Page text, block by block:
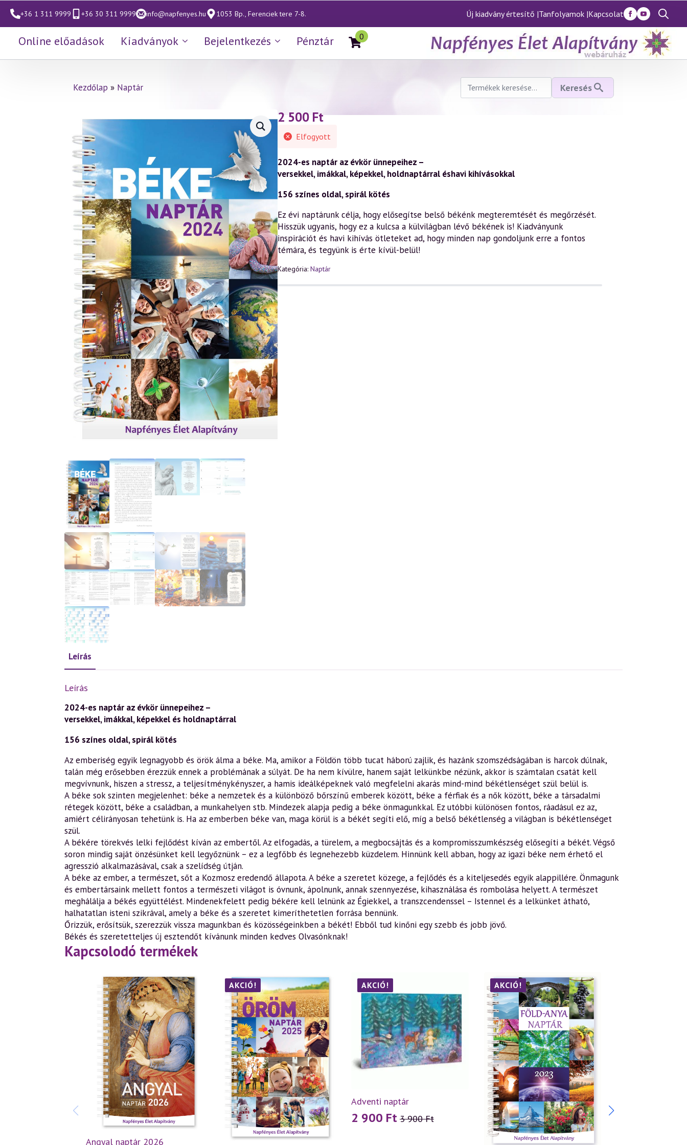
+36 1 311 9999 +36 30 311 9999 info@napfenyes.hu 1053 Bp., Ferenciek tere 7-8. Új kiadvány értesítő |Tanfolyamok |Kapcsolat
Search
for:
Online előadások Kiadványok Bejelentkezés Pénztár 0
Kezdőlap » Naptár
Keresés
következőre:
Keresés
Béke naptár 2024 2 500 Ft
Elfogyott
2024-es naptár az évkör ünnepeihez –
versekkel, imákkal, képekkel, holdnaptárral éshavi kihívásokkal
156 színes oldal, spirál kötés
Ez évi naptárunk célja, hogy elősegítse belső békénk megteremtését és megőrzését.
Hisszük ugyanis, hogy ez a kulcsa a külvilágban lévő békének is! Kiadványunk
inspirációt és havi kihívás ötleteket ad, hogy minden nap gondoljunk erre a fontos
témára, és tegyünk is érte kívül-belül!
Kategória: Naptár
Leírás
Leírás
2024-es naptár az évkör ünnepeihez –
versekkel, imákkal, képekkel és holdnaptárral
156 színes oldal, spirál kötés
Az emberiség egyik legnagyobb és örök álma a béke. Ma, amikor a Földön több tucat háború zajlik, és hazánk szomszédságában is harcok dúlnak,
talán még erősebben érezzük ennek a problémának a súlyát. De ha nem kívülre, hanem saját lelkünkbe nézünk, akkor is számtalan csatát kell
megvívnunk, hiszen a stressz, a teljesítménykényszer, a hamis ideálképeknek való megfelelni akarás mind-mind békétlenséget szül belül is.
A béke sok szinten megjelenhet: béke a nemzetek és a különböző bőrszínű emberek között, béke a férfiak és a nők között, béke a társadalmi
rétegek között, béke a családban, a munkahelyen stb. Mindezek alapja pedig a béke önmagunkkal. Ez utóbbi különösen fontos, ráadásul ez az,
amiért célirányosan tehetünk is. Ha az emberben béke van, maga körül is a békét segíti elő, míg a belső békétlenség a világban is békétlenséget
szül.
A békére törekvés lelki fejlődést kíván az embertől. Az elfogadás, a türelem, a megbocsájtás és a kompromisszumkészség elősegíti a békét. Végső
soron mindig saját önzésünket kell legyőznünk – ez a legfőbb és legnehezebb küzdelem. Hinnünk kell abban, hogy az igazi béke nem érhető el
agresszió alkalmazásával, csak a szelídség útján.
A béke az ember, a természet, sőt a Kozmosz eredendő állapota. A béke a szeretet közege, a fejlődés és a kiteljesedés egyik alappillére. Önmagunk
és embertársaink mellett fontos a természeti világot is óvnunk, ápolnunk, annak szennyezése, kihasználása és rombolása helyett. A természet
meghálálja a békés együttélést. Mindenekfelett pedig békére kell lelnünk az Égiekkel, a transzcendenssel – Istennel és a lelkünket átható,
halhatatlan isteni szikrával, amely a béke és a szeretet kimeríthetetlen forrása bennünk.
Őrizzük, erősítsük, szerezzük vissza magunkban és közösségeinkben a békét! Ebből tud kinőni egy szebb és jobb jövő.
Békés és szeretetteljes új esztendőt kívánunk minden kedves Olvasónknak!
Kapcsolodó termékek
Angyal naptár 2026
AKCIÓ! AKCIÓ!
Adventi naptár
3 900Ft
Original
2 900 Ft
Current
AKCIÓ!